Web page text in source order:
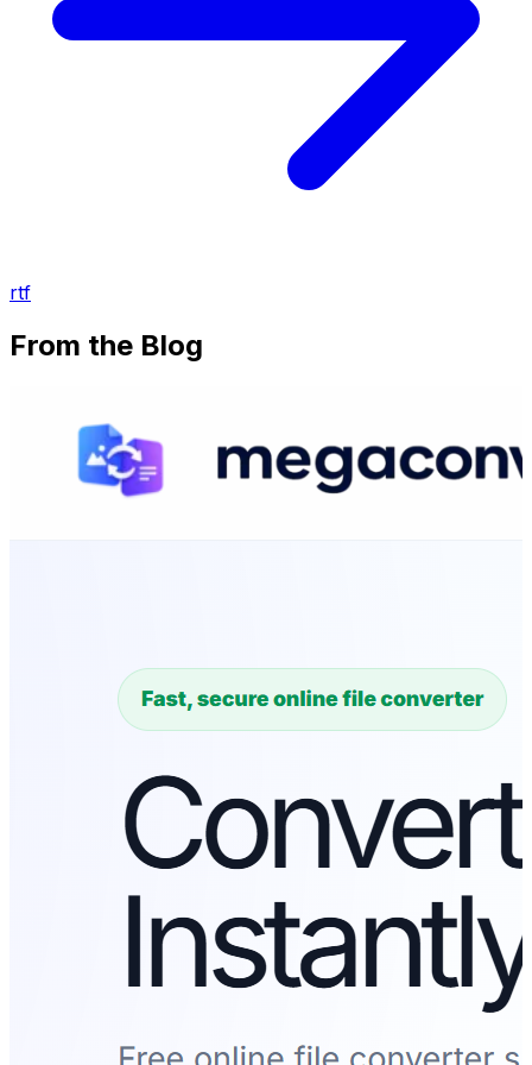
rtf
From the Blog